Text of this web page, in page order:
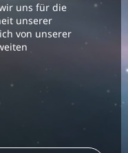
uns für die
unserer
von unserer